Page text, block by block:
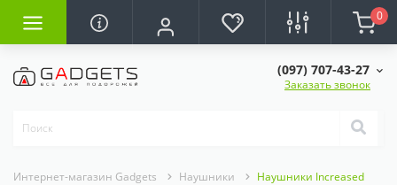
0
(097) 707-43-27
Заказать звонок
Интернет-магазин Gadgets Наушники
Наушники Increased